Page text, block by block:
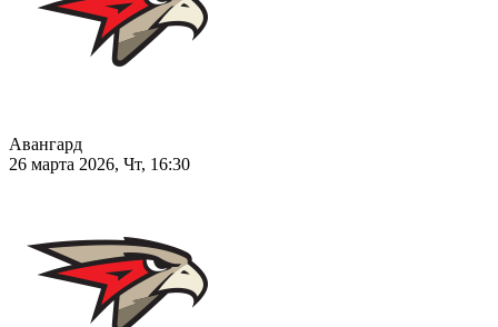
Авангард
26 марта 2026, Чт, 16:30